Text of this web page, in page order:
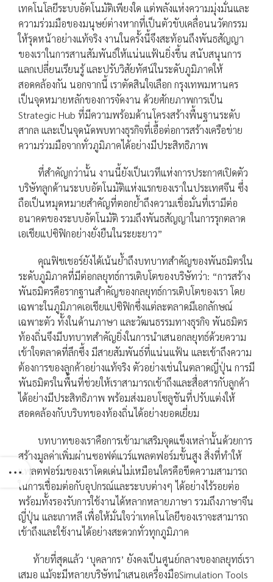
เทคโนโลยีระบบอัตโนมัติเพียงใด แต่พลังแห่งความมุ่งมั่นและ
ความร่วมมือของมนุษย์ต่างหากที่เป็นตัวขับเคลื่อนนวัตกรรม
ให้รุดหน้าอย่างแท้จริง งานในครั้งนี้จึงสะท้อนถึงพันธสัญญา
ของเราในการสานสัมพันธ์ให้แน่นแฟ้นยิ่งขึ้น สนับสนุนการ
แลกเปลี่ยนเรียนรู้ และปรับวิสัยทัศน์ในระดับภูมิภาคให้
สอดคล้องกัน นอกจากนี้ เราตัดสินใจเลือก กรุงเทพมหานคร
เป็นจุดหมายหลักของการจัดงาน ด้วยศักยภาพการเป็น
Strategic Hub ที่มีความพร้อมด้านโครงสร้างพื้นฐานระดับ
สากล และเป็นจุดนัดพบทางธุรกิจที่เอื้อต่อการสร้างเครือข่าย
ความร่วมมือจากทั่วภูมิภาคได้อย่างมีประสิทธิภาพ
ที่สำคัญกว่านั้น งานนี้ยังเป็นเวทีแห่งการประกาศเปิดตัว
บริษัทลูกด้านระบบอัตโนมัติแห่งแรกของเราในประเทศจีน ซึ่ง
ถือเป็นหมุดหมายสำคัญที่ตอกย้ำถึงความเชื่อมั่นที่เรามีต่อ
อนาคตของระบบอัตโนมัติ รวมถึงพันธสัญญาในการรุกตลาด
เอเชียแปซิฟิกอย่างยั่งยืนในระยะยาว”
คุณฟิชเชอร์ยังได้เน้นย้ำถึงบทบาทสำคัญของพันธมิตรใน
ระดับภูมิภาคที่มีต่อกลยุทธ์การเติบโตของบริษัทว่า: “การสร้าง
พันธมิตรคือรากฐานสำคัญของกลยุทธ์การเติบโตของเรา โดย
เฉพาะในภูมิภาคเอเชียแปซิฟิกซึ่งแต่ละตลาดมีเอกลักษณ์
เฉพาะตัว ทั้งในด้านภาษา และวัฒนธรรมทางธุรกิจ พันธมิตร
ท้องถิ่นจึงมีบทบาทสำคัญยิ่งในการนำเสนอกลยุทธ์ด้วยความ
เข้าใจตลาดที่ลึกซึ้ง มีสายสัมพันธ์ที่แน่นแฟ้น และเข้าถึงความ
ต้องการของลูกค้าอย่างแท้จริง ตัวอย่างเช่นในตลาดญี่ปุ่น การมี
พันธมิตรในพื้นที่ช่วยให้เราสามารถเข้าถึงและสื่อสารกับลูกค้า
ได้อย่างมีประสิทธิภาพ พร้อมส่งมอบโซลูชันที่ปรับแต่งให้
สอดคล้องกับบริบทของท้องถิ่นได้อย่างยอดเยี่ยม
บทบาทของเราคือการเข้ามาเสริมจุดแข็งเหล่านั้นด้วยการ
สร้างมูลค่าเพิ่มผ่านซอฟต์แวร์แพลตฟอร์มขั้นสูง สิ่งที่ทำให้
แพลตฟอร์มของเราโดดเด่นไม่เหมือนใครคือขีดความสามารถ
ในการเชื่อมต่อกับอุปกรณ์และระบบต่างๆ ได้อย่างไร้รอยต่อ
พร้อมทั้งรองรับการใช้งานได้หลากหลายภาษา รวมถึงภาษาจีน
ญี่ปุ่น และเกาหลี เพื่อให้มั่นใจว่าเทคโนโลยีของเราจะสามารถ
เข้าถึงและใช้งานได้อย่างสะดวกทั่วทุกภูมิภาค
ท้ายที่สุดแล้ว ‘บุคลากร’ ยังคงเป็นศูนย์กลางของกลยุทธ์เรา
เสมอ แม้จะมีหลายบริษัทนำเสนอเครื่องมือSimulation Tools